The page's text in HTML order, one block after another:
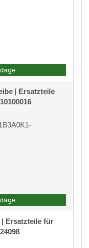
| Ersatzteile
Ersatzteile für